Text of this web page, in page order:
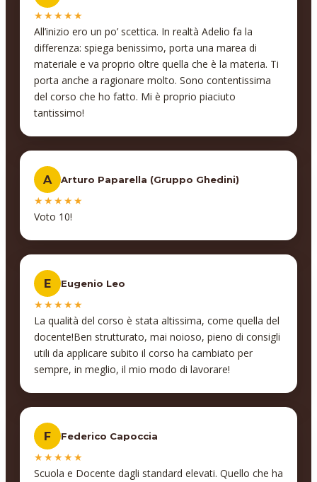
danno anche la possibilità di interagire in modo da
comprendere meglio concetti e pratica di ciò che si fa!
Non bastasse tutto ciò a fine lezioni il professore si
mette a disposizione per una 20ina di ore per
approfondire argomenti che ha spiegato o aggiungere
conoscenze al bagaglio di noi studenti!
Consigliatissimi!!
★★★★★
All’inizio ero un po’ scettica. In realtà Adelio fa la
differenza: spiega benissimo, porta una marea di
materiale e va proprio oltre quella che è la materia. Ti
porta anche a ragionare molto. Sono contentissima
del corso che ho fatto. Mi è proprio piaciuto
tantissimo!
A Arturo Paparella (Gruppo Ghedini)
★★★★★
Voto 10!
E Eugenio Leo
★★★★★
La qualità del corso è stata altissima, come quella del
docente!Ben strutturato, mai noioso, pieno di consigli
utili da applicare subito il corso ha cambiato per
sempre, in meglio, il mio modo di lavorare!
F Federico Capoccia
★★★★★
Scuola e Docente dagli standard elevati. Quello che ha